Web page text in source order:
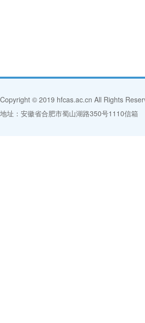
Copyright © 2019 hfcas.ac.cn All Rights
地址：安徽省合肥市蜀山湖路350号1110信箱